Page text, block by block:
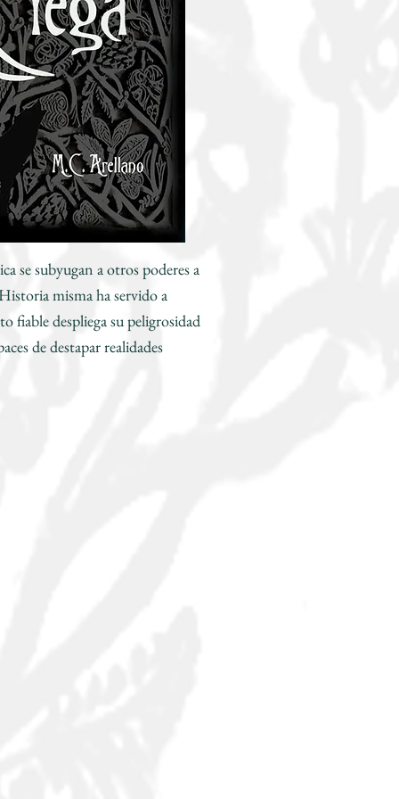
se subyugan a otros poderes a
misma ha servido a
fiable despliega su peligrosidad
de destapar realidades